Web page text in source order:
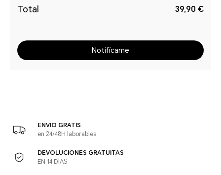
Total 39,90 €
Notifícame
ENVIO GRATIS
en 24/48H laborables
DEVOLUCIONES GRATUITAS
EN 14 DÍAS